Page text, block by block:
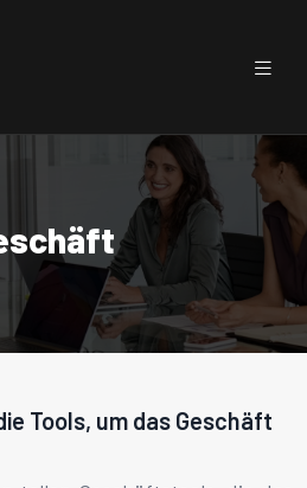
Tools, um das Geschäft